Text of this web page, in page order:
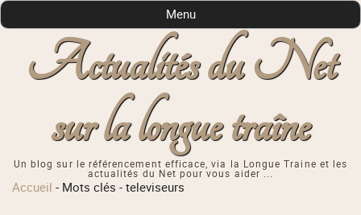
Actualités du Net
sur la longue traîne
Un blog sur le référencement efficace, via la Longue Traine et les
actualités du Net pour vous aider ...
Menu
Accueil - Mots clés -televiseurs